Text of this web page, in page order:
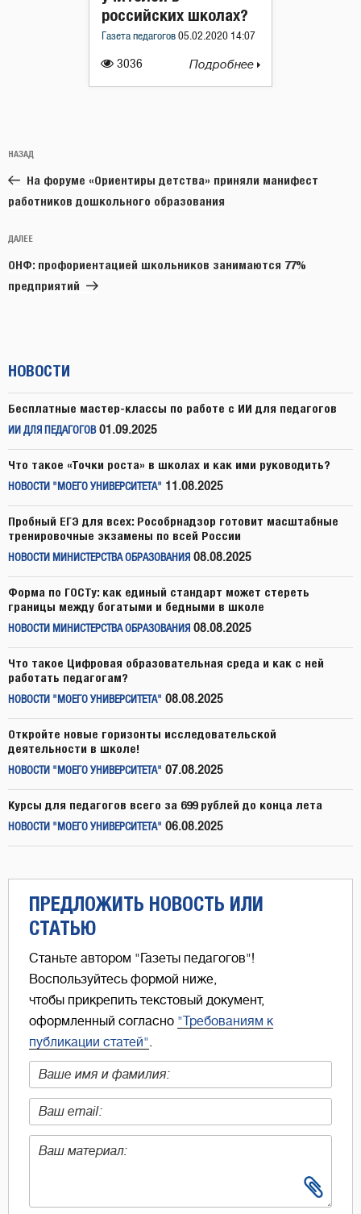
3036
российских школах?
Газета педагогов 05.02.2020 14:07
Подробнее
по
записям
Предыдущая
запись:
НАЗАД
На форуме «Ориентиры детства» приняли манифест
работников дошкольного образования
Следующая
запись
ДАЛЕЕ
ОНФ: профориентацией школьников занимаются 77%
предприятий
НОВОСТИ
Бесплатные мастер-классы по работе с ИИ для педагогов
ИИ ДЛЯ ПЕДАГОГОВ 01.09.2025
Что такое «Точки роста» в школах и как ими руководить?
НОВОСТИ "МОЕГО УНИВЕРСИТЕТА" 11.08.2025
Пробный ЕГЭ для всех: Рособрнадзор готовит масштабные
тренировочные экзамены по всей России
НОВОСТИ МИНИСТЕРСТВА ОБРАЗОВАНИЯ 08.08.2025
Форма по ГОСТу: как единый стандарт может стереть
границы между богатыми и бедными в школе
НОВОСТИ МИНИСТЕРСТВА ОБРАЗОВАНИЯ 08.08.2025
Что такое Цифровая образовательная среда и как с ней
работать педагогам?
НОВОСТИ "МОЕГО УНИВЕРСИТЕТА" 08.08.2025
Откройте новые горизонты исследовательской
деятельности в школе!
НОВОСТИ "МОЕГО УНИВЕРСИТЕТА" 07.08.2025
Курсы для педагогов всего за 699 рублей до конца лета
НОВОСТИ "МОЕГО УНИВЕРСИТЕТА" 06.08.2025
ПРЕДЛОЖИТЬ НОВОСТЬ ИЛИ
СТАТЬЮ
Станьте автором "Газеты педагогов"!
Воспользуйтесь формой ниже,
чтобы прикрепить текстовый документ,
оформленный согласно "Требованиям к
публикации статей".